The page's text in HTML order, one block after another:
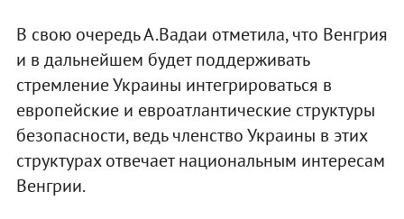
В свою очередь А.Вадаи отметила, что Венгрия
и в дальнейшем будет поддерживать
стремление Украины интегрироваться в
европейские и евроатлантические структуры
безопасности, ведь членство Украины в этих
структурах отвечает национальным интересам
Венгрии.